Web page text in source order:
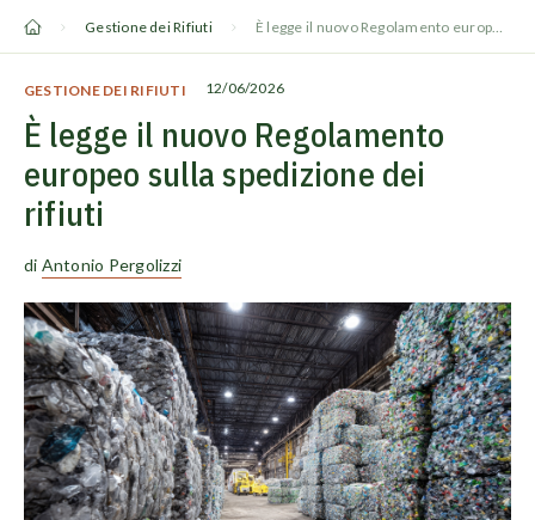
Gestione dei Rifiuti È legge il nuovo Regolamento europeo sulla spedizione dei rifiuti
GESTIONE DEI RIFIUTI 12/06/2026
È legge il nuovo Regolamento
europeo sulla spedizione dei
rifiuti
di Antonio Pergolizzi